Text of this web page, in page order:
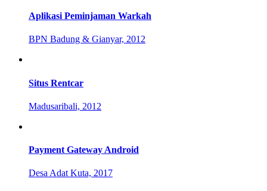
Aplikasi Peminjaman Warkah
BPN Badung & Gianyar, 2012
Situs Rentcar
Madusaribali, 2012
Payment Gateway Android
Desa Adat Kuta, 2017